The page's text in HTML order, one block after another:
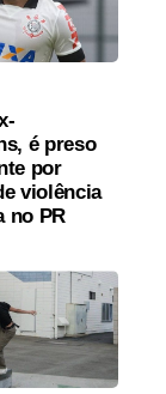
é preso
por
violência
no PR